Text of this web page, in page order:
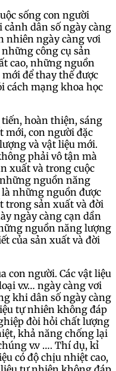
sống con người
dân số ngày càng
nhiên ngày càng vơi
công cụ sản
cao, những nguồn
để thay thế được
cách mạng khoa học
hoàn thiện, sáng
mới, con người đặc
và vật liệu mới.
phải vô tận mà
xuất và trong cuộc
nguồn năng
những nguồn được
trong sản xuất và đời
ngày càng cạn dần
nguồn năng lượng
của sản xuất và đời
con người. Các vật liệu
v.v… ngày càng vơi
khi dân số ngày càng
tự nhiên không đáp
đòi hỏi chất lượng
khả năng chống lại
v.v …. Thí dụ, kỉ
có độ chịu nhiệt cao,